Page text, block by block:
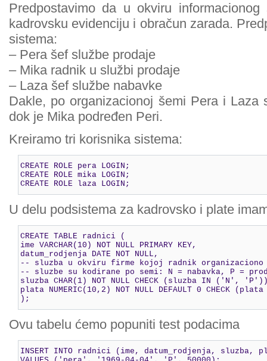
Predpostavimo da u okviru
kadrovsku evidenciju i obračun zarada.
sistema:
– Pera šef službe prodaje
– Mika radnik u službi prodaje
– Laza šef službe nabavke
Dakle, po organizacionoj šemi Pera i Laza
dok je Mika podređen Peri.
Kreiramo tri korisnika sistema:
CREATE ROLE pera LOGIN;
CREATE ROLE mika LOGIN;
CREATE ROLE laza LOGIN;
U delu podsistema za kadrovsko i plate
CREATE TABLE radnici (
ime VARCHAR(10) NOT NULL PRIMARY KEY,
datum_rodjenja DATE NOT NULL,
-- sluzba u okviru firme kojoj radnik organizaciono
-- sluzbe su kodirane po semi: N = nabavka, P =
sluzba CHAR(1) NOT NULL CHECK (sluzba IN ('N',
plata NUMERIC(10,2) NOT NULL DEFAULT 0 CHECK
);
Ovu tabelu ćemo popuniti test podacima
INSERT INTO radnici (ime, datum_rodjenja, sluzba,